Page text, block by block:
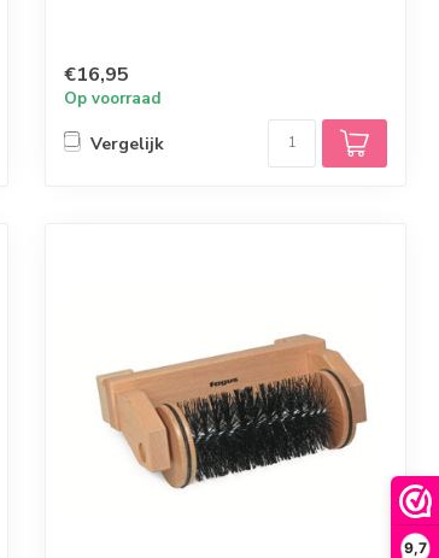
9,7
€16,95
Op voorraad
Vergelijk